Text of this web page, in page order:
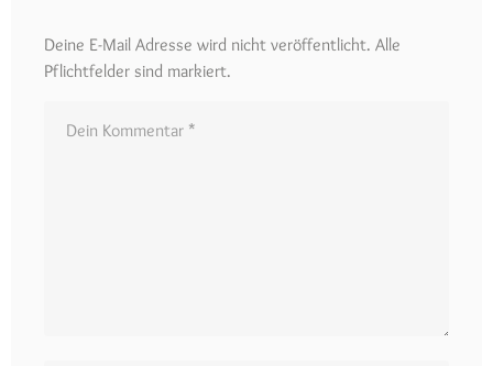
Deine E-Mail Adresse wird nicht veröffentlicht. Alle
Pflichtfelder sind markiert.